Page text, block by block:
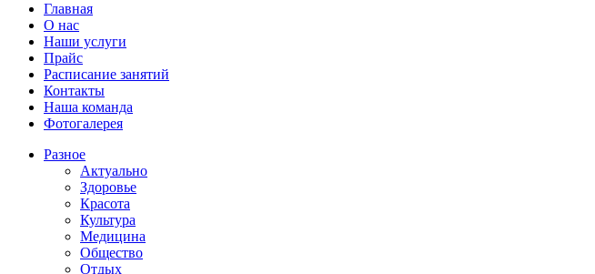
Главная
О нас
Наши услуги
Прайс
Расписание занятий
Контакты
Наша команда
Фотогалерея
Разное
Актуально
Здоровье
Красота
Культура
Медицина
Общество
Отдых